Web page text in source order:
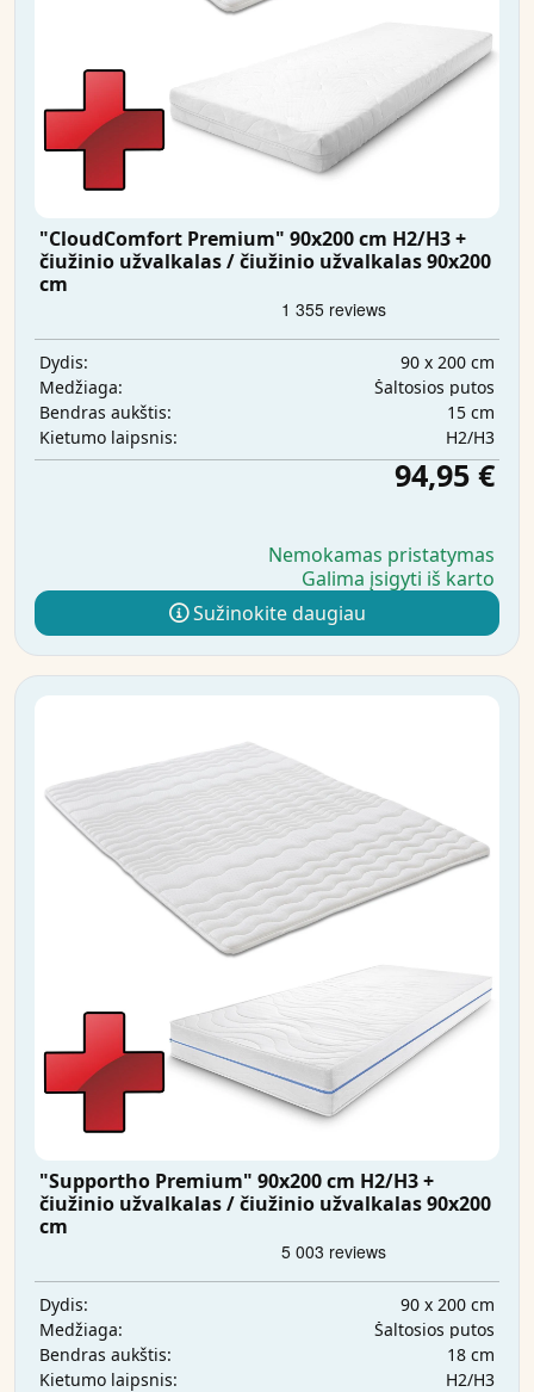
"CloudComfort Premium" 90x200 cm H2/H3 +
čiužinio užvalkalas / čiužinio užvalkalas 90x200
cm
Dydis:
90 x 200 cm
Medžiaga:
Šaltosios putos
Bendras aukštis:
15 cm
Kietumo laipsnis:
H2/H3
94,95 €
Nemokamas pristatymas
Galima įsigyti iš karto
Sužinokite daugiau
"Supportho Premium" 90x200 cm H2/H3 +
čiužinio užvalkalas / čiužinio užvalkalas 90x200
cm
Dydis:
90 x 200 cm
Medžiaga:
Šaltosios putos
Bendras aukštis:
18 cm
Kietumo laipsnis:
H2/H3